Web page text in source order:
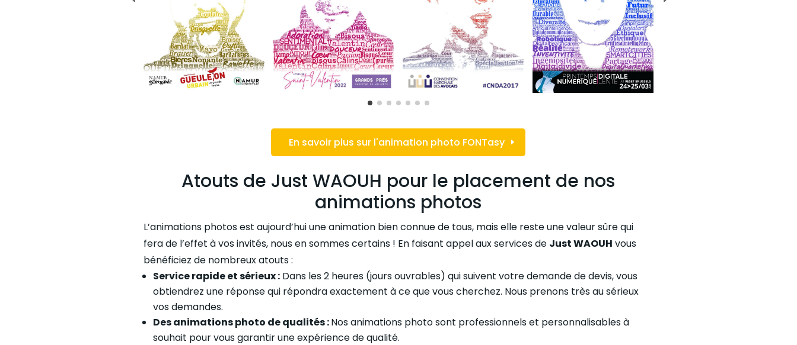
En savoir plus sur l'animation photo FONTasy
Atouts de Just WAOUH pour le placement de nos
animations photos
L’animations photos est aujourd’hui une animation bien connue de tous, mais elle reste une valeur sûre qui
fera de l’effet à vos invités, nous en sommes certains ! En faisant appel aux services de Just WAOUH vous
bénéficiez de nombreux atouts :
Service rapide et sérieux :Dans les 2 heures (jours ouvrables) qui suivent votre demande de devis, vous
obtiendrez une réponse qui répondra exactement à ce que vous cherchez. Nous prenons très au sérieux
vos demandes.
Des animations photo de qualités :Nos animations photo sont professionnels et personnalisables à
souhait pour vous garantir une expérience de qualité.